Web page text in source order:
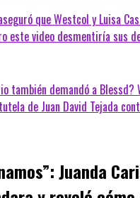
que Westcol y Luisa
este video desmentiría sus
también demandó a Blessd?
de Juan David Tejada
Juanda